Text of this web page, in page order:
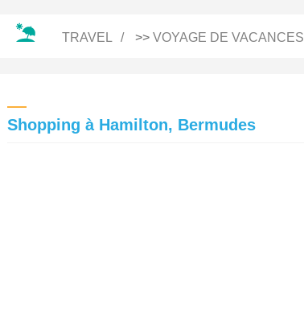
TRAVEL >> VOYAGE DE VACANCES
Shopping à Hamilton, Bermudes